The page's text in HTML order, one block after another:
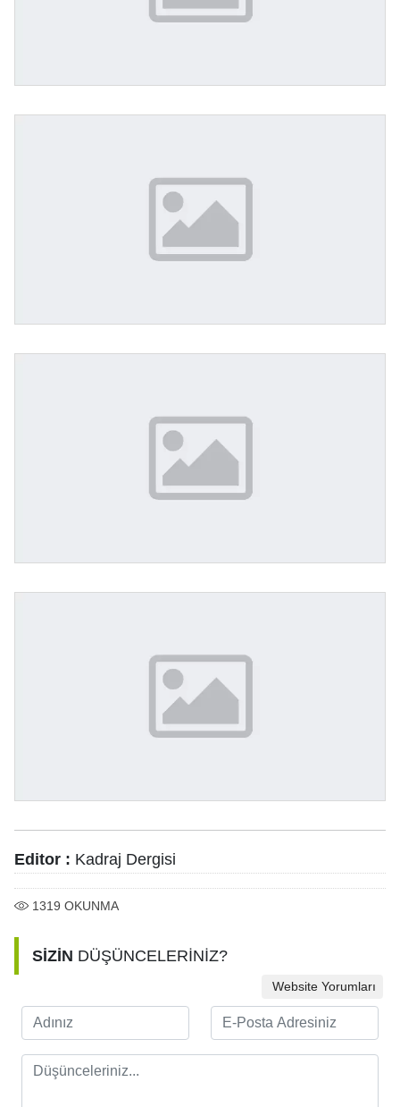
Editor : Kadraj Dergisi
1319 OKUNMA
SİZİN DÜŞÜNCELERİNİZ?
Website Yorumları